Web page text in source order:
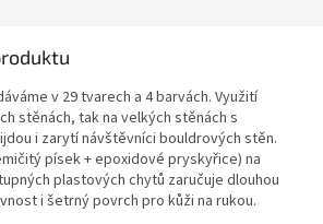
v 29 tvarech a 4 barvách. Využití
stěnách, tak na velkých stěnách s
i zarytí návštěvníci bouldrových stěn.
písek + epoxidové pryskyřice) na
plastových chytů zaručuje dlouhou
i šetrný povrch pro kůži na rukou.